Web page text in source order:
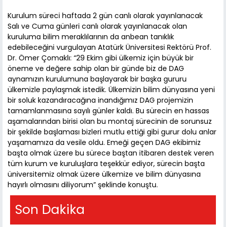
Kurulum süreci haftada 2 gün canlı olarak yayınlanacak
Salı ve Cuma günleri canlı olarak yayınlanacak olan
kuruluma bilim meraklılarının da anbean tanıklık
edebileceğini vurgulayan Atatürk Üniversitesi Rektörü Prof.
Dr. Ömer Çomaklı: “29 Ekim gibi ülkemiz için büyük bir
öneme ve değere sahip olan bir günde biz de DAG
aynamızın kurulumuna başlayarak bir başka gururu
ülkemizle paylaşmak istedik. Ülkemizin bilim dünyasına yeni
bir soluk kazandıracağına inandığımız DAG projemizin
tamamlanmasına sayılı günler kaldı. Bu sürecin en hassas
aşamalarından birisi olan bu montaj sürecinin de sorunsuz
bir şekilde başlaması bizleri mutlu ettiği gibi gurur dolu anlar
yaşamamıza da vesile oldu. Emeği geçen DAG ekibimiz
başta olmak üzere bu sürece baştan itibaren destek veren
tüm kurum ve kuruluşlara teşekkür ediyor, sürecin başta
üniversitemiz olmak üzere ülkemize ve bilim dünyasına
hayırlı olmasını diliyorum” şeklinde konuştu.
Son Dakika